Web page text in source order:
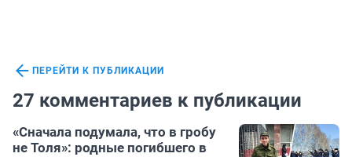
ПЕРЕЙТИ К ПУБЛИКАЦИИ
27 комментариев к публикации
«Сначала подумала, что в гробу
не Толя»: родные погибшего в